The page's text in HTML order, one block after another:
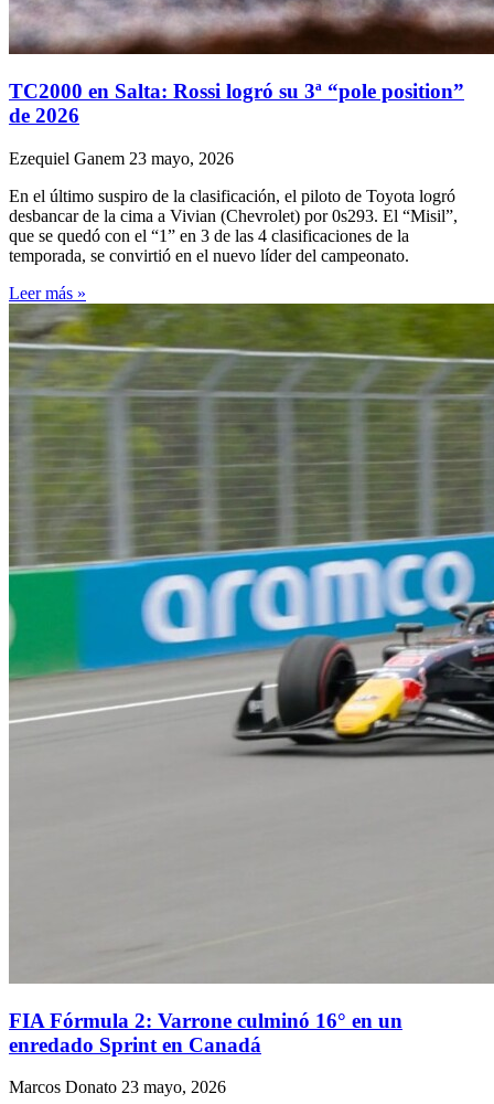
TC2000 en Salta: Rossi logró su 3ª “pole position”
de 2026
Ezequiel Ganem 23 mayo, 2026
En el último suspiro de la clasificación, el piloto de Toyota logró
desbancar de la cima a Vivian (Chevrolet) por 0s293. El “Misil”,
que se quedó con el “1” en 3 de las 4 clasificaciones de la
temporada, se convirtió en el nuevo líder del campeonato.
Leer más »
FIA Fórmula 2: Varrone culminó 16° en un
enredado Sprint en Canadá
Marcos Donato 23 mayo, 2026